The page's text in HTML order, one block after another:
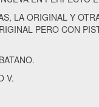
LA ORIGINAL Y
PERO CON
V.